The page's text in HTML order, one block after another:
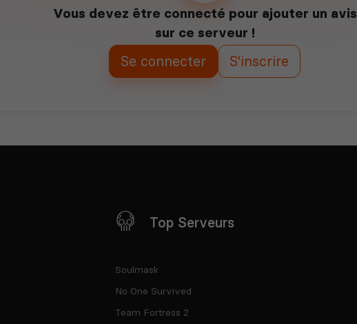
Vous devez être connecté pour ajouter un avis
sur ce serveur !
Se connecter S'inscrire
Top Serveurs
Soulmask
No One Survived
Team Fortress 2